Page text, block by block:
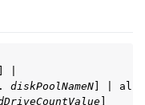
diskPoolNameN ] |